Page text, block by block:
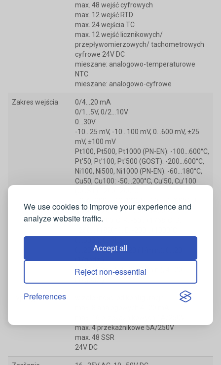
We use cookies to improve your experience and
analyze website traffic.
Accept all
Reject non-essential
Preferences
max. 48 wejść cyfrowych
max. 12 wejść RTD
max. 24 wejścia TC
max. 12 wejść licznikowych/
przepływomierzowych/ tachometrowych
cyfrowe 24V DC
mieszane: analogowo-temperaturowe
NTC
mieszane: analogowo-cyfrowe
Zakres wejścia
0/4...20 mA
0/1...5V, 0/2...10V
0...30V
-10...25 mV, -10...100 mV, 0…600 mV, ±25
mV, ±100 mV
Pt100, Pt500, Pt1000 (PN-EN): -100...600°C,
Pt'50, Pt'100, Pt'500 (GOST): -200...600°C,
Ni100, Ni500, Ni1000 (PN-EN): -60...180°C,
Cu50, Cu100: -50...200°C, Cu'50, Cu'100
-210...+1200°C, T: -200...+400°C, N:
-200...+1300°C, R: -50...+1768°C, B:
0...20 (1/sek.), 0...20 (1/min.), 0...20
(1/godz.)
4...20 (1/sek.), 4...20 (1/min.), 4...20
(1/godz.)
Typ wyjścia
max. 4 przekaźnikowe 5A/250V
max. 48 SSR
24V DC